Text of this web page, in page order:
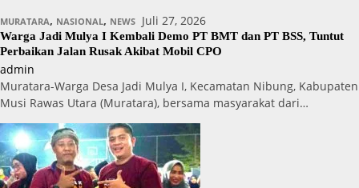
MURATARA, NASIONAL, NEWS Juli 27, 2026
Warga Jadi Mulya I Kembali Demo PT BMT dan PT BSS, Tuntut
Perbaikan Jalan Rusak Akibat Mobil CPO
admin
Muratara-Warga Desa Jadi Mulya I, Kecamatan Nibung, Kabupaten
Musi Rawas Utara (Muratara), bersama masyarakat dari…